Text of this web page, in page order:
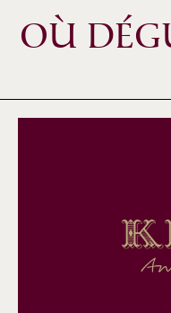
OÙ